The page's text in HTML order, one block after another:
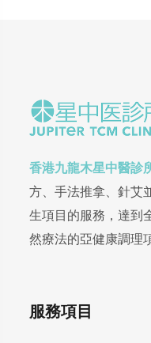
香港九龍木星中醫診
方、手法推拿、針艾
生項目的服務，達到
然療法的亞健康調理
服務項目